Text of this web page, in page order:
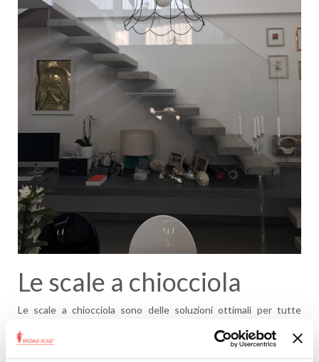
Le scale a chiocciola
Le scale a chiocciola sono delle soluzioni ottimali per tutte
soppalco o un sotto-tetto abitabile. Quando si parla di questi